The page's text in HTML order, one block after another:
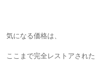
気になる価格は、
ここまで完全レストアされた